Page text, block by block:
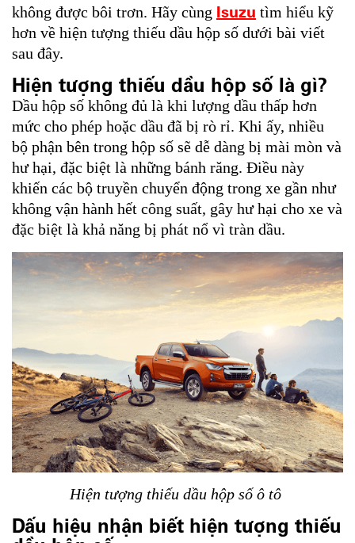
không được bôi trơn. Hãy cùng Isuzu tìm hiểu kỹ
hơn về hiện tượng thiếu dầu hộp số dưới bài viết
sau đây.
Hiện tượng thiếu dầu hộp số là gì?
Dầu hộp số không đủ là khi lượng dầu thấp hơn
mức cho phép hoặc dầu đã bị rò rỉ. Khi ấy, nhiều
bộ phận bên trong hộp số sẽ dễ dàng bị mài mòn và
hư hại, đặc biệt là những bánh răng. Điều này
khiến các bộ truyền chuyển động trong xe gần như
không vận hành hết công suất, gây hư hại cho xe và
đặc biệt là khả năng bị phát nổ vì tràn dầu.
Hiện tượng thiếu dầu hộp số ô tô
Dấu hiệu nhận biết hiện tượng thiếu